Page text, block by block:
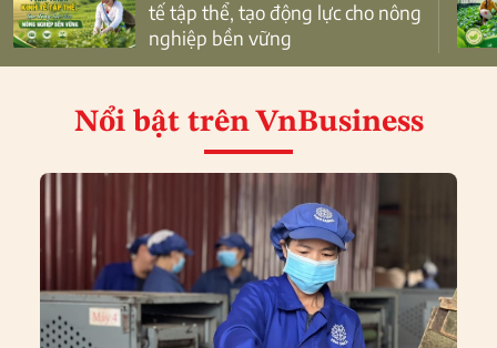
tế tập thể, tạo động lực cho nông
nghiệp bền vững
Nổi bật trên VnBusiness